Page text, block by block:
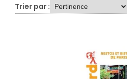
Trier par :